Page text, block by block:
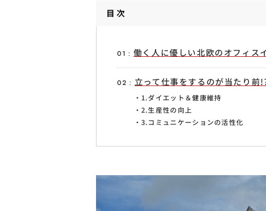
目次
働く人に優しい北欧のオフィス
立って仕事をするのが当たり前
1.ダイエット＆健康維持
2.生産性の向上
3.コミュニケーションの活性化